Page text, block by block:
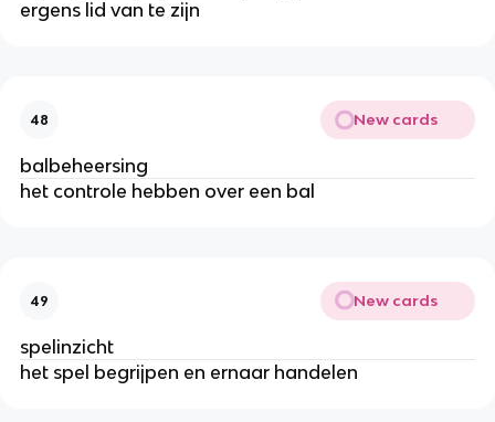
ergens lid van te zijn
48 New cards
balbeheersing
het controle hebben over een bal
49 New cards
spelinzicht
het spel begrijpen en ernaar handelen